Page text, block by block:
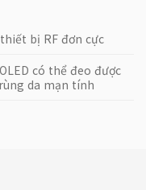
bị RF đơn cực
có thể đeo được
da mạn tính